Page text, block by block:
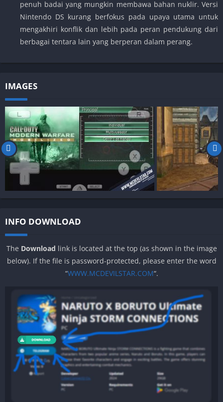
penuh badai yang mungkin membawa bahan nuklir. Versi
Nintendo DS kurang berfokus pada upaya utama untuk
mengakhiri konflik dan lebih pada peran pendukung dari
berbagai tentara lain yang berperan dalam perang.
IMAGES
INFO DOWNLOAD
The Download link is located at the top (as shown in the image
below). If the file is password-protected, please enter the word
“WWW.MCDEVILSTAR.COM“.